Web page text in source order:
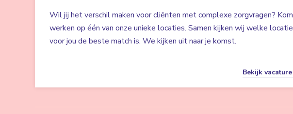
Wil jij het verschil maken voor cliënten met complexe zorgvragen? Kom
werken op één van onze unieke locaties. Samen kijken wij welke locatie
voor jou de beste match is. We kijken uit naar je komst.
Bekijk vacature